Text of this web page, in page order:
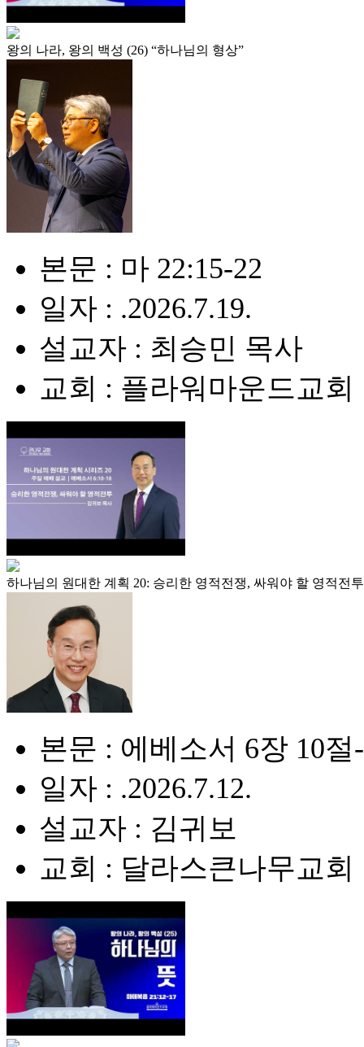
왕의 나라, 왕의 백성 (26) “하나님의 형상”
본문 : 마 22:15-22
일자 : .2026.7.19.
설교자 : 최승민 목사
교회 : 플라워마운드교회
하나님의 원대한 계획 20: 승리한 영적전쟁, 싸워야 할 영적전투
본문 : 에베소서 6장 10절
일자 : .2026.7.12.
설교자 : 김귀보
교회 : 달라스큰나무교회